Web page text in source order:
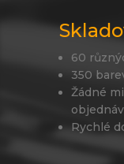
60
350
Žádné
Rychlé